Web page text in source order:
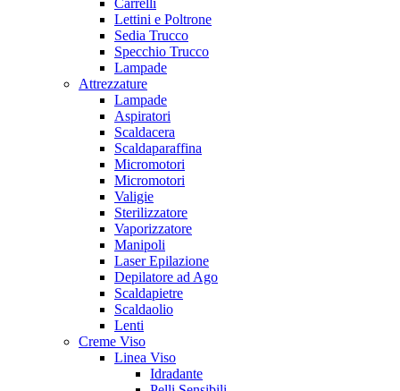
Carrelli
Lettini e Poltrone
Sedia Trucco
Specchio Trucco
Lampade
Attrezzature
Lampade
Aspiratori
Scaldacera
Scaldaparaffina
Micromotori
Micromotori
Valigie
Sterilizzatore
Vaporizzatore
Manipoli
Laser Epilazione
Depilatore ad Ago
Scaldapietre
Scaldaolio
Lenti
Creme Viso
Linea Viso
Idradante